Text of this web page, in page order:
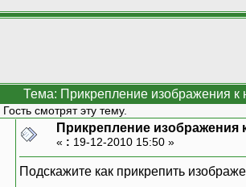
Тема: Прикрепление изображения к
смотрят эту тему.
Прикрепление изображения
« : 19-12-2010 15:50 »
Подскажите как прикрепить